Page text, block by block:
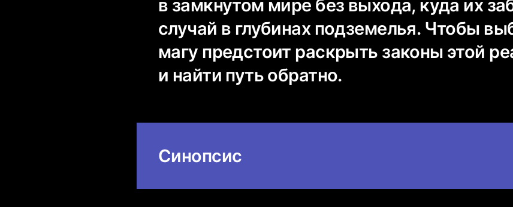
в замкнутом мире без выхода, куда их
случай в глубинах подземелья. Чтобы
магу предстоит раскрыть законы этой
и найти путь обратно.
Синопсис